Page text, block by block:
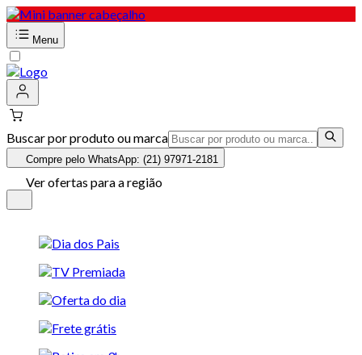
Menu
Buscar por produto ou marca
Compre pelo WhatsApp: (21) 97971-2181
Ver ofertas para a região